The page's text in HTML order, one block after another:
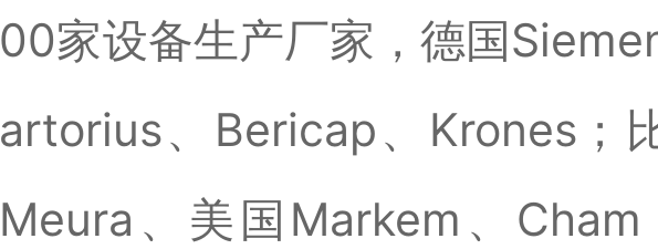
00家设备生产厂家，德国
artorius、Bericap、Krones；
Meura、美国Markem、Cham